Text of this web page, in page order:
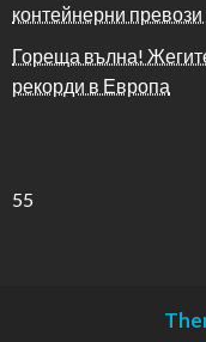
контейнерни
Гореща вълна!
рекорди в Европа
55